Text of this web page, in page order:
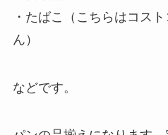
・たばこ（こちらはコス
ん）
などです。